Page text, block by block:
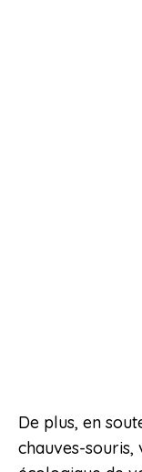
De plus, en
chauves-souris,